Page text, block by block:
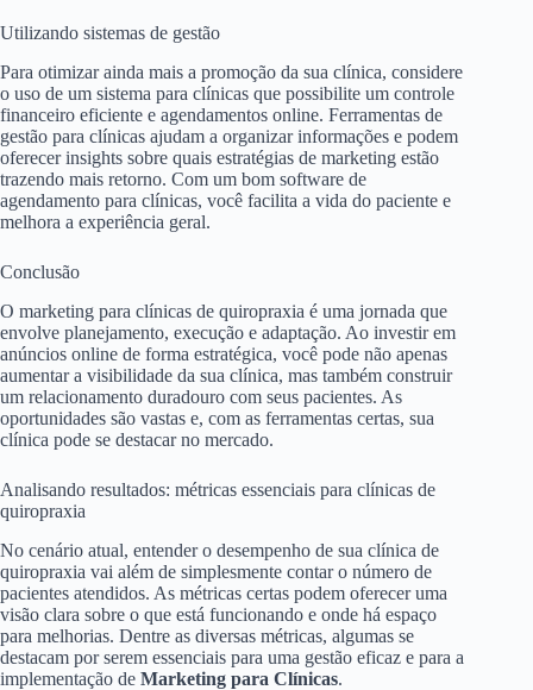
Utilizando sistemas de gestão
Para otimizar ainda mais a promoção da sua clínica, considere
o uso de um sistema para clínicas que possibilite um controle
financeiro eficiente e agendamentos online. Ferramentas de
gestão para clínicas ajudam a organizar informações e podem
oferecer insights sobre quais estratégias de marketing estão
trazendo mais retorno. Com um bom software de
agendamento para clínicas, você facilita a vida do paciente e
melhora a experiência geral.
Conclusão
O marketing para clínicas de quiropraxia é uma jornada que
envolve planejamento, execução e adaptação. Ao investir em
anúncios online de forma estratégica, você pode não apenas
aumentar a visibilidade da sua clínica, mas também construir
um relacionamento duradouro com seus pacientes. As
oportunidades são vastas e, com as ferramentas certas, sua
clínica pode se destacar no mercado.
Analisando resultados: métricas essenciais para clínicas de
quiropraxia
No cenário atual, entender o desempenho de sua clínica de
quiropraxia vai além de simplesmente contar o número de
pacientes atendidos. As métricas certas podem oferecer uma
visão clara sobre o que está funcionando e onde há espaço
para melhorias. Dentre as diversas métricas, algumas se
destacam por serem essenciais para uma gestão eficaz e para a
implementação de Marketing para Clínicas.